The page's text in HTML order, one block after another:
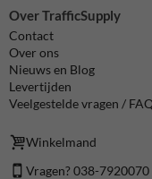
Over TrafficSupply
Contact
Over ons
Nieuws en Blog
Levertijden
Veelgestelde vragen /
Winkelmand
Vragen? 038-7920070